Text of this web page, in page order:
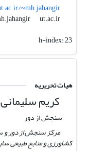
~mh.jahangir
mh.jahangir
ut.ac.ir
h-index:23
هیات تحریریه
کریم سلیمانی
سنجش از دور
مرکز سنجش از دور و
کشاورزی و منابع طبیعی